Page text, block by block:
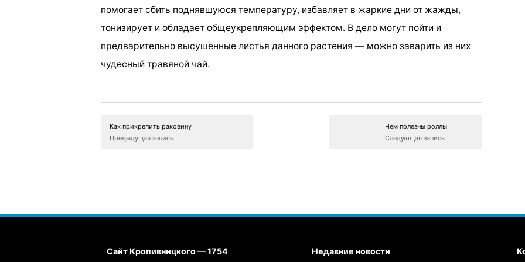
помогает сбить поднявшуюся температуру, избавляет в жаркие дни от жажды,
тонизирует и обладает общеукрепляющим эффектом. В дело могут пойти и
предварительно высушенные листья данного растения — можно заварить из них
чудесный травяной чай.
Как прикрепить раковину
Предыдущая запись
Чем полезны роллы
Следующая запись
Сайт Кропивницкого — 1754 Недавние новости